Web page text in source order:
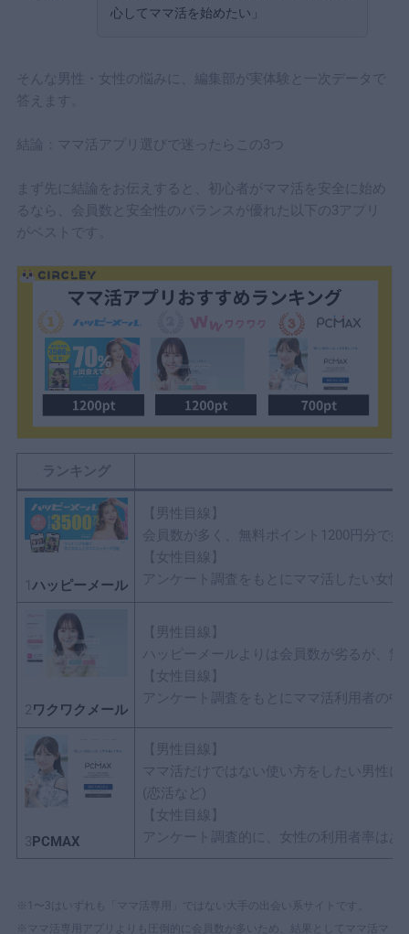
心してママ活を始めたい」
そんな男性・女性の悩みに、編集部が実体験と一次データで
答えます。
結論：ママ活アプリ選びで迷ったらこの3つ
まず先に結論をお伝えすると、初心者がママ活を安全に始め
るなら、会員数と安全性のバランスが優れた以下の3アプリ
がベストです。
ランキング
1ハッピーメール
【男性目線】
会員数が多く、無料ポイント1200円分で始
【女性目線】
アンケート調査をもとにママ活したい女
2ワクワクメール
【男性目線】
ハッピーメールよりは会員数が劣るが、
【女性目線】
アンケート調査をもとにママ活利用者の
3PCMAX
【男性目線】
ママ活だけではない使い方をしたい男性に
(恋活など)
【女性目線】
アンケート調査的に、女性の利用者率は
※1〜3はいずれも「ママ活専用」ではない大手の出会い系サイトです。
※ママ活専用アプリよりも圧倒的に会員数が多いため、結果としてママ活マ